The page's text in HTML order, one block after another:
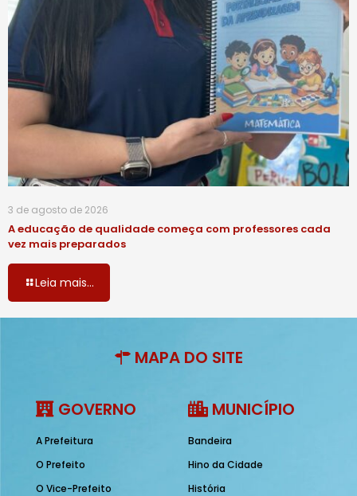
3 de agosto de 2026
A educação de qualidade começa com professores cada
vez mais preparados
Leia mais...
MAPA DO SITE
GOVERNO
A Prefeitura
O Prefeito
O Vice-Prefeito
MUNICÍPIO
Bandeira
Hino da Cidade
História